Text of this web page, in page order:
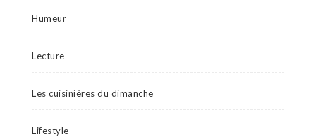
Humeur
Lecture
Les cuisinières du dimanche
Lifestyle